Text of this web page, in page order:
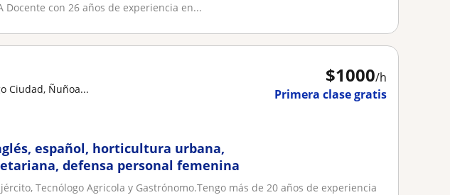
Docente con 26 años de experiencia en...
$1000/h
Primera clase gratis
Ciudad, Ñuñoa...
español, horticultura urbana,
defensa personal femenina
Tecnólogo Agricola y Gastrónomo.Tengo más de 20 años de experiencia